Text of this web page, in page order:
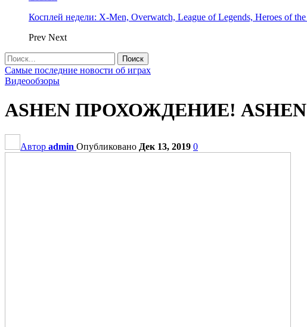
Косплей недели: X-Men, Overwatch, League of Legends, Heroes of
Prev Next
Самые последние новости об играх
Видеообзоры
ASHEN ПРОХОЖДЕНИЕ! ASHEN
Автор admin Опубликовано Дек 13, 2019 0